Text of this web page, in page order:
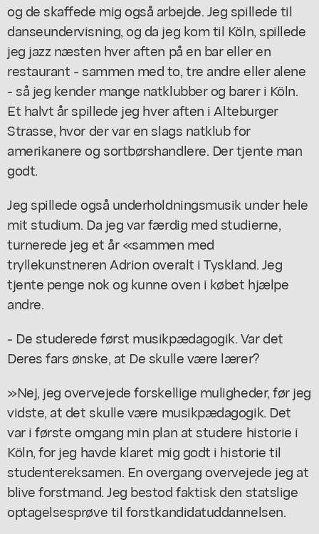
og de skaffede mig også arbejde. Jeg spillede til
danseundervisning, og da jeg kom til Köln, spillede
jeg jazz næsten hver aften på en bar eller en
restaurant - sammen med to, tre andre eller alene
- så jeg kender mange natklubber og barer i Köln.
Et halvt år spillede jeg hver aften i Alteburger
Strasse, hvor der var en slags natklub for
amerikanere og sortbørshandlere. Der tjente man
godt.
Jeg spillede også underholdningsmusik under hele
mit studium. Da jeg var færdig med studierne,
turnerede jeg et år «sammen med
tryllekunstneren Adrion overalt i Tyskland. Jeg
tjente penge nok og kunne oven i købet hjælpe
andre.
- De studerede først musikpædagogik. Var det
Deres fars ønske, at De skulle være lærer?
»Nej, jeg overvejede forskellige muligheder, før jeg
vidste, at det skulle være musikpædagogik. Det
var i første omgang min plan at studere historie i
Köln, for jeg havde klaret mig godt i historie til
studentereksamen. En overgang overvejede jeg at
blive forstmand. Jeg bestod faktisk den statslige
optagelsesprøve til forstkandidatuddannelsen.